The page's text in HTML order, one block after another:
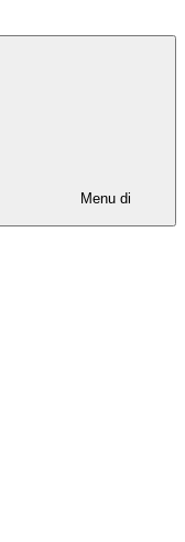
Menu di